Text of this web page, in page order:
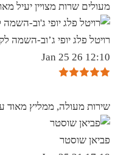
מעולים שרות מצויין יעיל
רויטל פלג יופי ג’וב-השמה
12:10 26 Jan 25
שירות מעולה, ממליץ מאוד
פביאן שוסטר